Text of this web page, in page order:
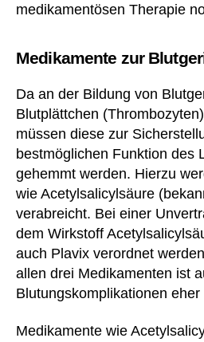
medikamentösen Therapie
Medikamente zur
Da an der Bildung von
Blutplättchen
müssen diese zur
bestmöglichen Funktion des
gehemmt werden. Hierzu
wie Acetylsalicylsäure
verabreicht. Bei einer
dem Wirkstoff
auch Plavix verordnet
allen drei Medikamenten ist
Blutungskomplikationen eher
Medikamente wie